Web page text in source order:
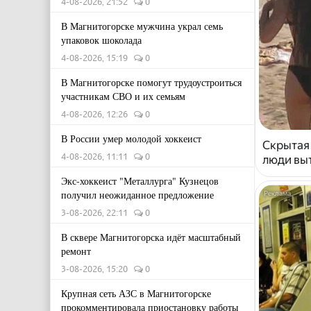
В Магнитогорске мужчина украл семь
упаковок шоколада
4-08-2026, 15:19 0
В Магнитогорске помогут трудоустроиться
участникам СВО и их семьям
4-08-2026, 12:26 0
В России умер молодой хоккеист
4-08-2026, 11:11 0
Экс-хоккеист "Металлурга" Кузнецов
получил неожиданное предложение
3-08-2026, 22:11 0
В сквере Магнитогорска идёт масштабный
ремонт
3-08-2026, 15:20 0
Крупная сеть АЗС в Магнитогорске
прокомментировала приостановку работы
люди